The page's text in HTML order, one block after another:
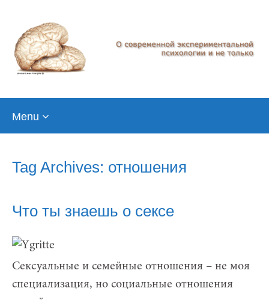
Menu
Tag Archives: отношения
Что ты знаешь о сексе
Сексуальные и семейные отношения – не моя
специализация, но социальные отношения